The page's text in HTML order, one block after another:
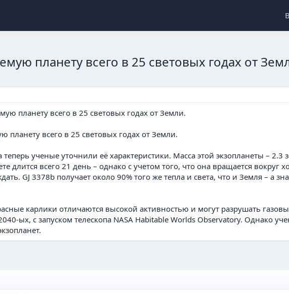
планету всего в 25 световых годах от
всего в 25 световых годах от Земли.
ученые уточнили её характеристики. Масса этой экзопланеты – 2.3
длится всего 21 день – однако с учетом того, что она вращается вокруг
GJ 3378b получает около 90% того же тепла и света, что и Земля – а
карлики отличаются высокой активностью и могут разрушать
ых, с запуском телескопа NASA Habitable Worlds Observatory. Однако